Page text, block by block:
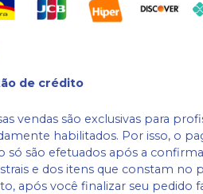
de crédito
vendas são exclusivas para
habilitados. Por isso, o
só são efetuados após a
e dos itens que constam no
após você finalizar seu pedido